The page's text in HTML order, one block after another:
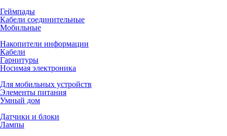
Геймпады
Кабели соединительные
Мобильные
Накопители информации
Кабели
Гарнитуры
Носимая электроника
Для мобильных устройств
Элементы питания
Умный дом
Датчики и блоки
Лампы